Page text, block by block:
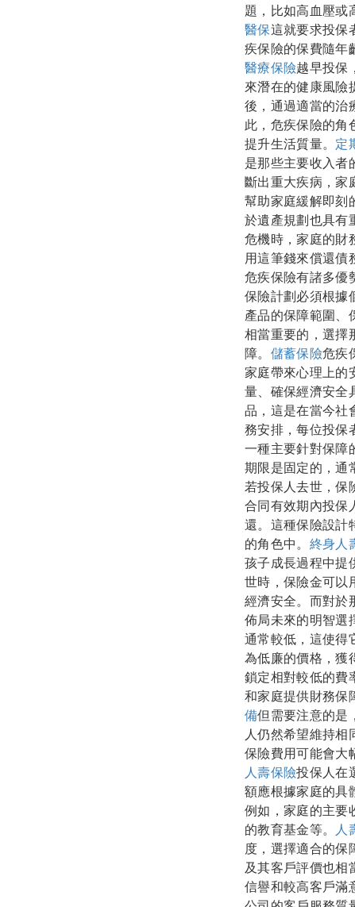
題，比如高血壓或
醫保這就要求投保
疾保險的保費隨年
醫療保險越早投保
來潛在的健康風險
後，通過適當的治
此，危疾保險的角
提升生活質量。 定
是那些主要收入者
斷出重大疾病，家
幫助家庭緩解即刻
於遺產規劃也具有
危機時，家庭的財
用這筆錢來償還債
危疾保險有諸多優
保險計劃必須根據
產品的保障範圍、
相當重要的，選擇
障。 儲蓄保險危疾
家庭帶來心理上的
量、確保經濟安全
品，這是在當今社
務安排，每位投保
一種主要針對保障
期限是固定的，通
若投保人去世，保
合同有效期內投保
還。這種保險設計
的角色中。 終身人
孩子成長過程中提
世時，保險金可以
經濟安全。而對於
佈局未來的明智選
通常較低，這使得
為低廉的價格，獲
鎖定相對較低的費
和家庭提供財務保
備但需要注意的是
人仍然希望維持相
保險費用可能會大
人壽保險投保人在
額應根據家庭的具
例如，家庭的主要
的教育基金等。
人
度，選擇適合的保
及其客戶評價也相
信譽和較高客戶滿